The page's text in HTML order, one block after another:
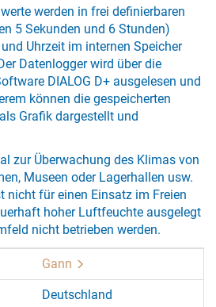
werden in frei definierbaren
5 Sekunden und 6 Stunden)
Uhrzeit im internen Speicher
Datenlogger wird über die
DIALOG D+ ausgelesen und
können die gespeicherten
Grafik dargestellt und
zur Überwachung des Klimas von
Museen oder Lagerhallen usw.
nicht für einen Einsatz im Freien
hoher Luftfeuchte ausgelegt
nicht betrieben werden.
Gann
Deutschland